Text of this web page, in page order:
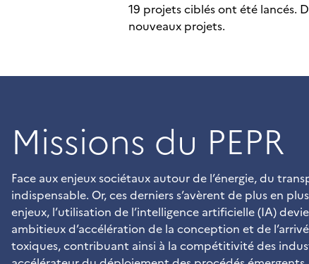
19 projets ciblés ont été lancés.
nouveaux projets.
Missions du PEPR
Face aux enjeux sociétaux autour de l’énergie, du
indispensable. Or, ces derniers s’avèrent de plus en
enjeux, l’utilisation de l’intelligence artificielle (IA)
ambitieux d’accélération de la conception et de
toxiques, contribuant ainsi à la compétitivité des